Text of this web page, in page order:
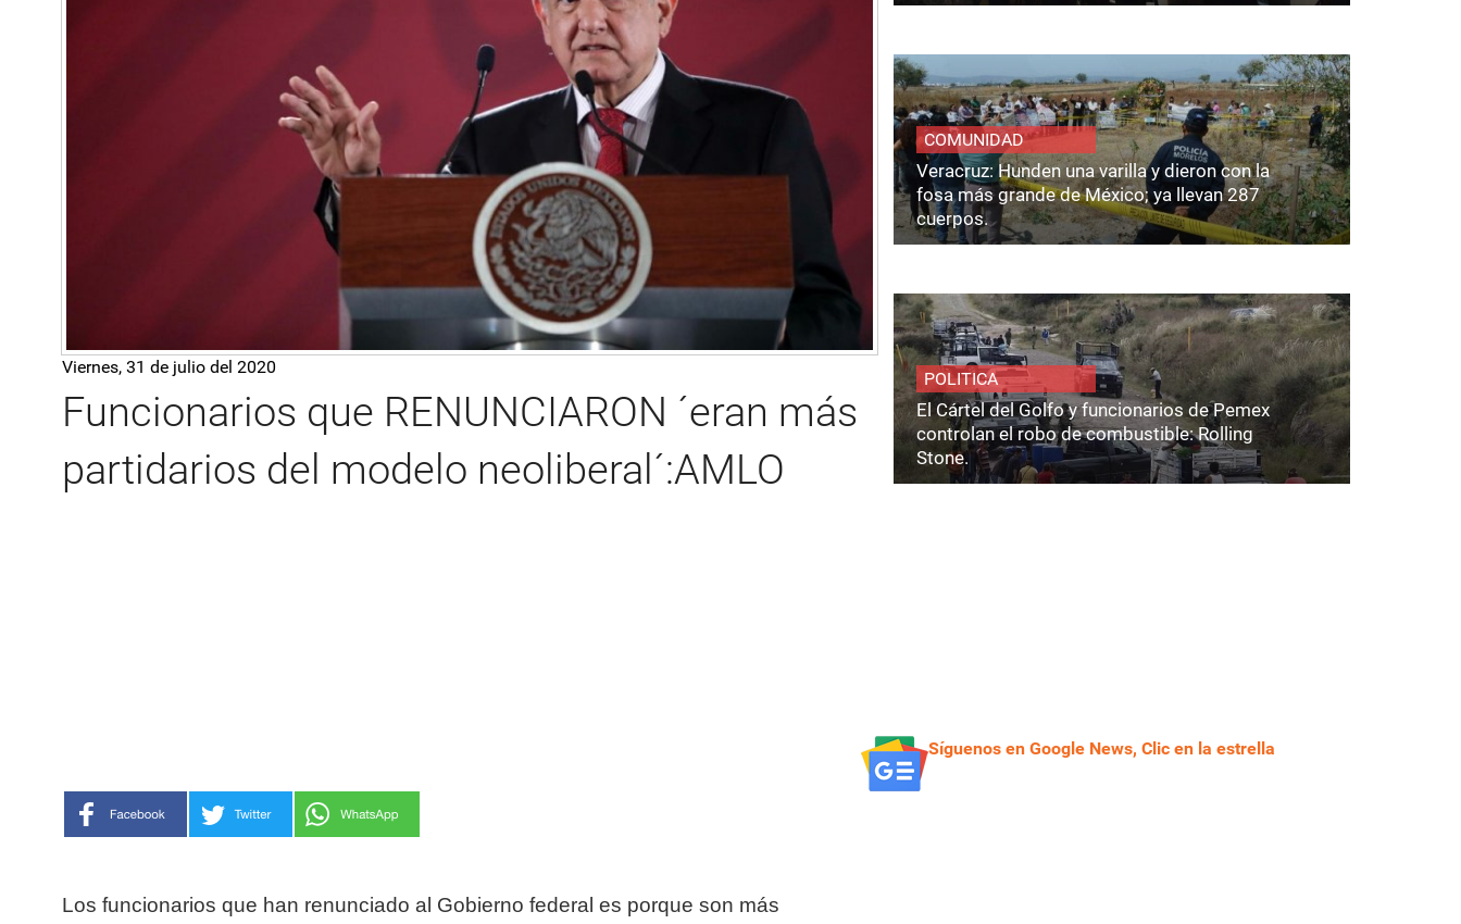
Viernes, 31 de julio del 2020
Funcionarios que RENUNCIARON ´eran más
partidarios del modelo neoliberal´:AMLO
Los funcionarios que han renunciado al Gobierno federal es porque son más
COMUNIDAD
Veracruz: Hunden una varilla y dieron con la
fosa más grande de México; ya llevan 287
cuerpos.
POLITICA
El Cártel del Golfo y funcionarios de Pemex
controlan el robo de combustible: Rolling
Stone.
Síguenos en Google News, Clic en la estrella